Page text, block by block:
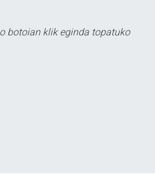
botoian klik eginda topatuko